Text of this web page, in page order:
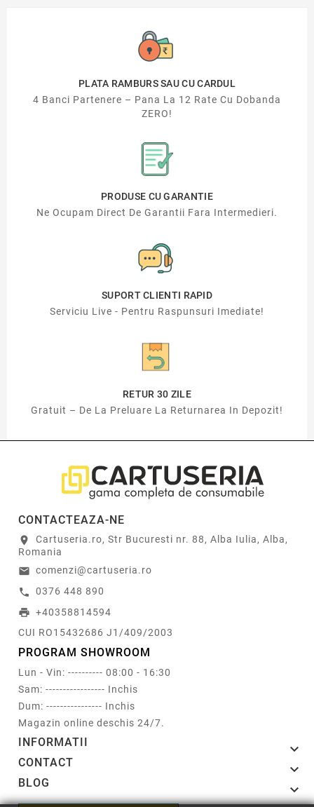
PLATA RAMBURS SAU CU CARDUL
4 Banci Partenere – Pana La 12 Rate Cu Dobanda
ZERO!
PRODUSE CU GARANTIE
Ne Ocupam Direct De Garantii Fara Intermedieri.
SUPORT CLIENTI RAPID
Serviciu Live - Pentru Raspunsuri Imediate!
RETUR 30 ZILE
Gratuit – De La Preluare La Returnarea In Depozit!
CONTACTEAZA-NE
location_on
Cartuseria.ro, Str Bucuresti nr. 88, Alba Iulia, Alba,
Romania
email comenzi@cartuseria.ro
call 0376 448 890
print +40358814594
CUI RO15432686 J1/409/2003
PROGRAM SHOWROOM
Lun - Vin: ---------- 08:00 - 16:30
Sam: ----------------- Inchis
Dum: ---------------- Inchis
Magazin online deschis 24/7.
INFORMATII 
CONTACT 
BLOG 